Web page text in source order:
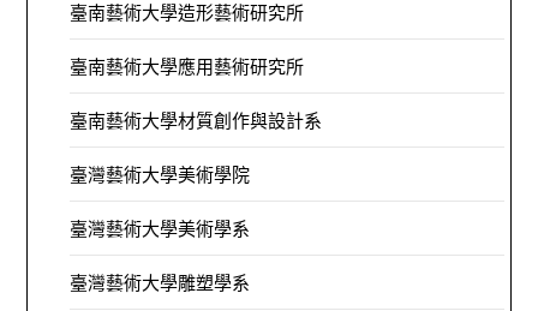
臺南藝術大學造形藝術研究所
臺南藝術大學應用藝術研究所
臺南藝術大學材質創作與設計系
臺灣藝術大學美術學院
臺灣藝術大學美術學系
臺灣藝術大學雕塑學系